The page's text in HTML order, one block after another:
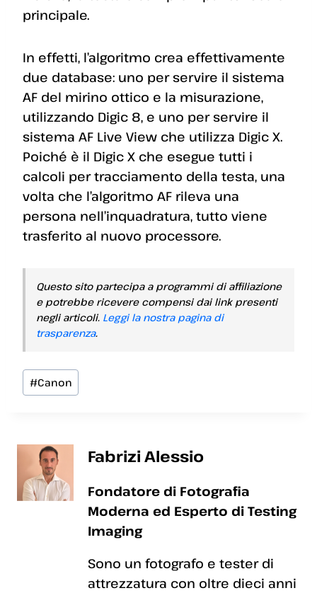
principale.
In effetti, l’algoritmo crea effettivamente
due database: uno per servire il sistema
AF del mirino ottico e la misurazione,
utilizzando Digic 8, e uno per servire il
sistema AF Live View che utilizza Digic X.
Poiché è il Digic X che esegue tutti i
calcoli per tracciamento della testa, una
volta che l’algoritmo AF rileva una
persona nell’inquadratura, tutto viene
trasferito al nuovo processore.
Questo sito partecipa a programmi di affiliazione
e potrebbe ricevere compensi dai link presenti
negli articoli. Leggi la nostra pagina di
trasparenza.
Tag
articolo:
#Canon
Fabrizi Alessio
Fondatore di Fotografia
Moderna ed Esperto di Testing
Imaging
Sono un fotografo e tester di
attrezzatura con oltre dieci anni